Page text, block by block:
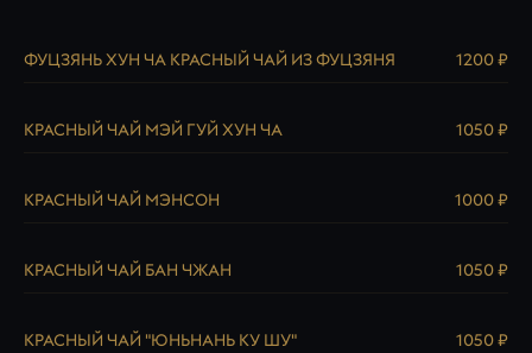
ФУЦЗЯНЬ ХУН ЧА КРАСНЫЙ ЧАЙ ИЗ ФУЦЗЯНЯ 1200 ₽
КРАСНЫЙ ЧАЙ МЭЙ ГУЙ ХУН ЧА 1050 ₽
КРАСНЫЙ ЧАЙ МЭНСОН 1000 ₽
КРАСНЫЙ ЧАЙ БАН ЧЖАН 1050 ₽
КРАСНЫЙ ЧАЙ "ЮНЬНАНЬ КУ ШУ" 1050 ₽